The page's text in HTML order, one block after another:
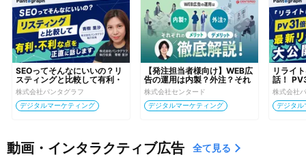
SEOってそんなにいいの？リ
スティングと比較して有利・
不利な点を正直に話します！
株式会社パンタグラフ
デジタルマーケティング
【発注担当者様向け】WEB広
告の運用は内製？外注？それ
ぞれのメリット・デメリット
を徹底解説！
株式会社センタード
デジタルマーケティング
リライ
話！
SEOリ
株式会社
デジタル
動画・インタラクティブ広告 全て見る